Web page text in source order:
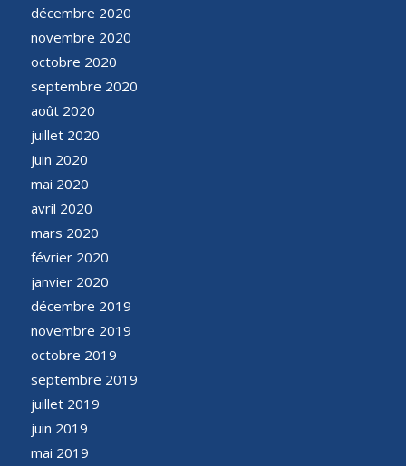
décembre 2020
novembre 2020
octobre 2020
septembre 2020
août 2020
juillet 2020
juin 2020
mai 2020
avril 2020
mars 2020
février 2020
janvier 2020
décembre 2019
novembre 2019
octobre 2019
septembre 2019
juillet 2019
juin 2019
mai 2019